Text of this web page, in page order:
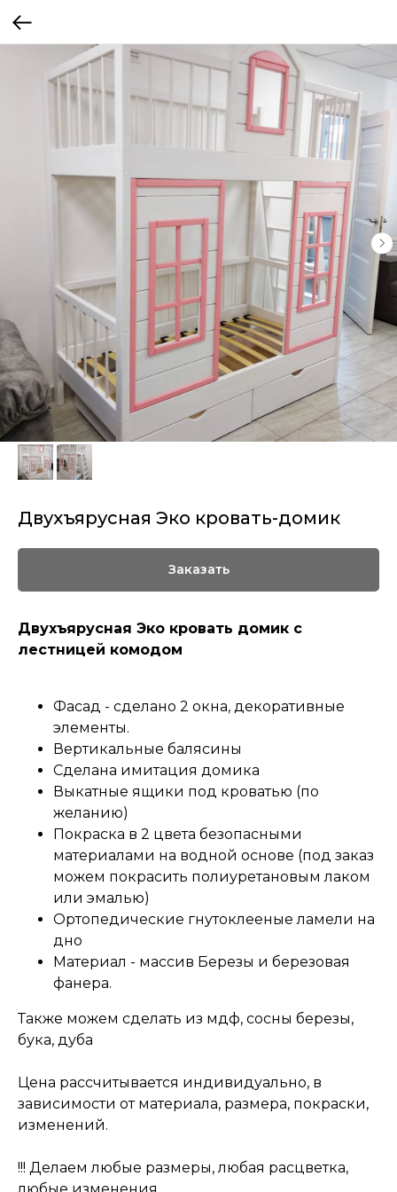
Двухъярусная Эко кровать-домик
Заказать
Двухъярусная Эко кровать домик с
лестницей комодом
Фасад - сделано 2 окна, декоративные
элементы.
Вертикальные балясины
Сделана имитация домика
Выкатные ящики под кроватью (по
желанию)
Покраска в 2 цвета безопасными
материалами на водной основе (под заказ
можем покрасить полиуретановым лаком
или эмалью)
Ортопедические гнутоклееные ламели на
дно
Материал - массив Березы и березовая
фанера.
Также можем сделать из мдф, сосны березы,
бука, дуба
Цена рассчитывается индивидуально, в
зависимости от материала, размера, покраски,
изменений.
!!! Делаем любые размеры, любая расцветка,